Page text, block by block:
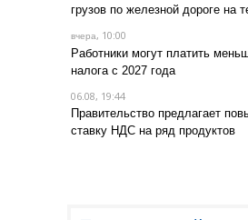
грузов по железной дороге на
вчера, 10:00
Работники могут платить
налога с 2027 года
06.08, 19:44
Правительство предлагает
ставку НДС на ряд продуктов